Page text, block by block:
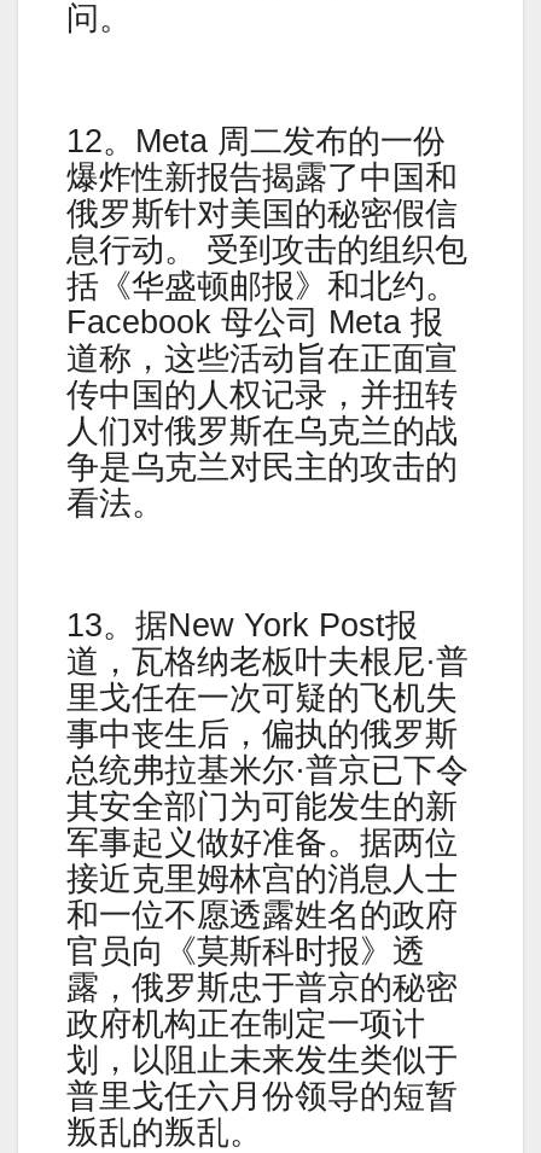
问。
12。Meta 周二发布的一份
爆炸性新报告揭露了中国和
俄罗斯针对美国的秘密假信
息行动。 受到攻击的组织包
括《华盛顿邮报》和北约。
Facebook 母公司 Meta 报
道称，这些活动旨在正面宣
传中国的人权记录，并扭转
人们对俄罗斯在乌克兰的战
争是乌克兰对民主的攻击的
看法。
13。据New York Post报
道，瓦格纳老板叶夫根尼·普
里戈任在一次可疑的飞机失
事中丧生后，偏执的俄罗斯
总统弗拉基米尔·普京已下令
其安全部门为可能发生的新
军事起义做好准备。据两位
接近克里姆林宫的消息人士
和一位不愿透露姓名的政府
官员向《莫斯科时报》透
露，俄罗斯忠于普京的秘密
政府机构正在制定一项计
划，以阻止未来发生类似于
普里戈任六月份领导的短暂
叛乱的叛乱。